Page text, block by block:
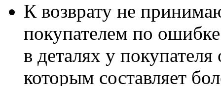
К возврату не
покупателем по
в деталях у
которым составляет